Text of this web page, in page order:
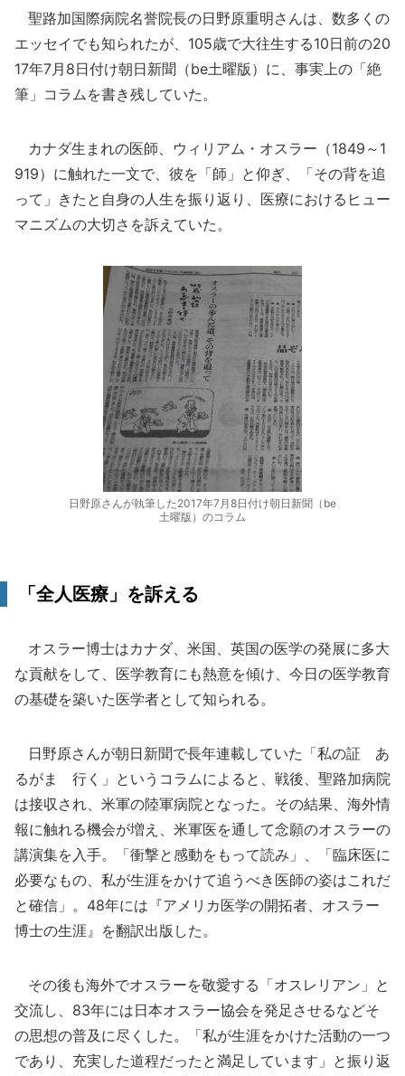
聖路加国際病院名誉院長の日野原重明さんは、数多くの
エッセイでも知られたが、105歳で大往生する10日前の20
17年7月8日付け朝日新聞（be土曜版）に、事実上の「絶
筆」コラムを書き残していた。
カナダ生まれの医師、ウィリアム・オスラー（1849～1
919）に触れた一文で、彼を「師」と仰ぎ、「その背を追
って」きたと自身の人生を振り返り、医療におけるヒュー
マニズムの大切さを訴えていた。
日野原さんが執筆した2017年7月8日付け朝日新聞（be
土曜版）のコラム
「全人医療」を訴える
オスラー博士はカナダ、米国、英国の医学の発展に多大
な貢献をして、医学教育にも熱意を傾け、今日の医学教育
の基礎を築いた医学者として知られる。
日野原さんが朝日新聞で長年連載していた「私の証 あ
るがまゝ行く」というコラムによると、戦後、聖路加病院
は接収され、米軍の陸軍病院となった。その結果、海外情
報に触れる機会が増え、米軍医を通して念願のオスラーの
講演集を入手。「衝撃と感動をもって読み」、「臨床医に
必要なもの、私が生涯をかけて追うべき医師の姿はこれだ
と確信」。48年には『アメリカ医学の開拓者、オスラー
博士の生涯』を翻訳出版した。
その後も海外でオスラーを敬愛する「オスレリアン」と
交流し、83年には日本オスラー協会を発足させるなどそ
の思想の普及に尽くした。「私が生涯をかけた活動の一つ
であり、充実した道程だったと満足しています」と振り返